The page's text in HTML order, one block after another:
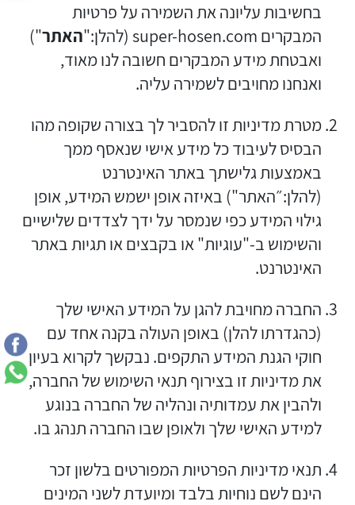
בחשיבות עליונה את השמירה על פרטיות
המבקרים super-hosen.com (להלן:"
האתר")
ואבטחת מידע המבקרים חשובה לנו מאוד,
ואנחנו מחויבים לשמירה עליה.
מטרת מדיניות זו להסביר לך בצורה שקופה מהו
הבסיס לעיבוד כל מידע אישי שנאסף ממך
באמצעות גלישתך באתר האינטרנט
(להלן:״האתר") באיזה אופן ישמש המידע, אופן
גילוי המידע כפי שנמסר על ידך לצדדים שלישיים
והשימוש ב-"עוגיות" או בקבצים או תגיות באתר
האינטרנט.
החברה מחויבת להגן על המידע האישי שלך
(כהגדרתו להלן) באופן העולה בקנה אחד עם
חוקי הגנת המידע התקפים. נבקשך לקרוא בעיון
את מדיניות זו בצירוף תנאי השימוש של החברה,
ולהבין את עמדותיה ונהליה של החברה בנוגע
למידע האישי שלך ולאופן שבו החברה תנהג בו.
תנאי מדיניות הפרטיות המפורטים בלשון זכר
הינם לשם נוחיות בלבד ומיועדת לשני המינים